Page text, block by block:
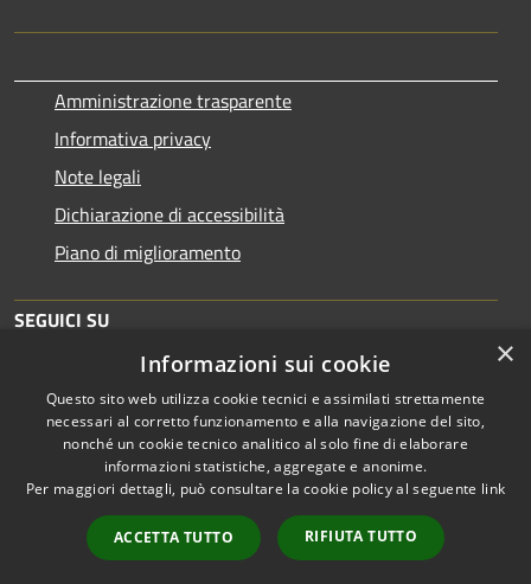
Amministrazione trasparente
Informativa privacy
Note legali
Dichiarazione di accessibilità
Piano di miglioramento
SEGUICI SU
RSS
Accessibilità
Copyright © 2026 • Comune di
Municipium•
Accesso
redazione
×
Informazioni sui cookie
Questo sito web utilizza cookie tecnici e assimilati strettamente
necessari al corretto funzionamento e alla navigazione del sito,
nonché un cookie tecnico analitico al solo fine di elaborare
informazioni statistiche, aggregate e anonime.
Per maggiori dettagli, può consultare la cookie policy al seguente link
ACCETTA TUTTO RIFIUTA TUTTO